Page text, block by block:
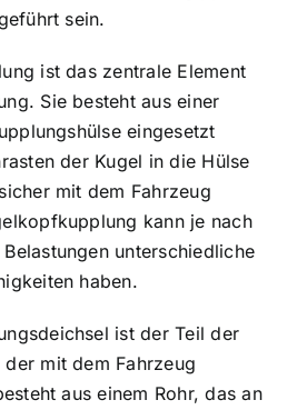
sein.
ist das zentrale Element
Sie besteht aus einer
eingesetzt
der Kugel in die Hülse
mit dem Fahrzeug
kann je nach
unterschiedliche
haben.
ist der Teil der
mit dem Fahrzeug
aus einem Rohr, das an